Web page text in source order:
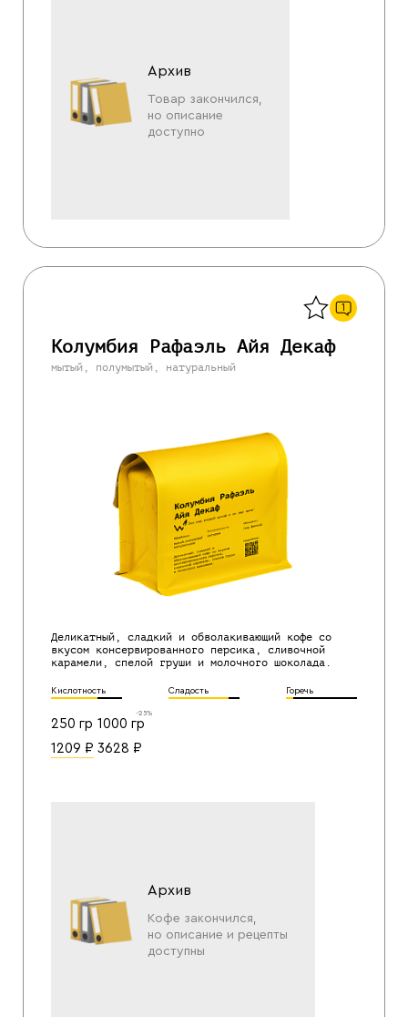
Архив
Товар закончился,
но описание
доступно
1
Колумбия Рафаэль Айя Декаф
мытый, полумытый, натуральный
Деликатный, сладкий и обволакивающий кофе со
вкусом консервированного персика, сливочной
карамели, спелой груши и молочного шоколада.
Кислотность Сладость Горечь
250 гр
1209 ₽
1000 гр
-25%
3628 ₽
Архив
Кофе закончился,
но описание и рецепты
доступны